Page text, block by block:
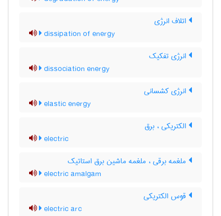
اتلاف انرژی
dissipation of energy
انرژی تفکیک
dissociation energy
انرژی کشسانی
elastic energy
الکتریکی ، برق
electric
ملغمه برقی ، ملغمه ماشین برق استاتیک
electric amalgam
قوس الکتریکی
electric arc